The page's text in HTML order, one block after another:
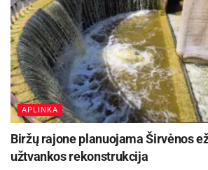
APLINKA
Biržų rajone planuojama Širvėnos
užtvankos rekonstrukcija